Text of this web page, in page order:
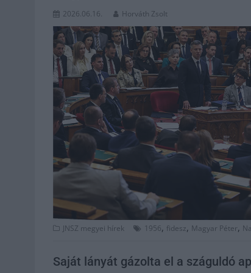
2026.06.16. Horváth Zsolt
JNSZ megyei hírek 1956, fidesz, Magyar Péter,
Saját lányát gázolta el a száguldó